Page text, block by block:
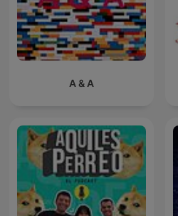
A & A